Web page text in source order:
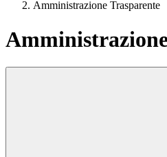
Amministrazione Trasparente